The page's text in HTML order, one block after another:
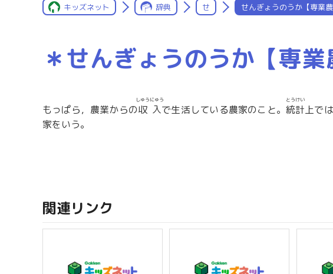
キッズネット 辞典 せ せんぎょうのうか【専業農
＊せんぎょうのうか【専業
もっぱら，農業からの収入
しゅうにゅう
で生活している農家のこと。 統計
とうけい
上では
家をいう。
関連リンク